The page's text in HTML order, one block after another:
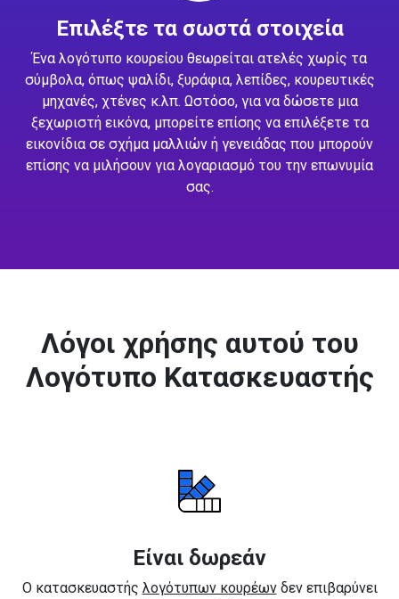
Επιλέξτε τα σωστά στοιχεία
Ένα λογότυπο κουρείου θεωρείται ατελές χωρίς τα
σύμβολα, όπως ψαλίδι, ξυράφια, λεπίδες, κουρευτικές
μηχανές, χτένες κ.λπ. Ωστόσο, για να δώσετε μια
ξεχωριστή εικόνα, μπορείτε επίσης να επιλέξετε τα
εικονίδια σε σχήμα μαλλιών ή γενειάδας που μπορούν
επίσης να μιλήσουν για λογαριασμό του την επωνυμία
σας.
Λόγοι χρήσης αυτού του
Λογότυπο Κατασκευαστής
Είναι δωρεάν
Ο κατασκευαστής λογότυπων κουρέωνδεν επιβαρύνει